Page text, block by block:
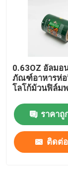
กระเป๋ารูปทร
บรรจุภัณฑ์แบ
กระเป๋าใส่ขอ
ถุงอลูมิเนียมฟ
0.63OZ อัลมอ
ภัณฑ์อาหารห่
โลโก้ม้วนฟิล์ม
ราคาถู
ติดต่อ